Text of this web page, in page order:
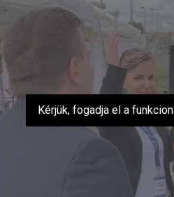
Kérjük, fogadja el a